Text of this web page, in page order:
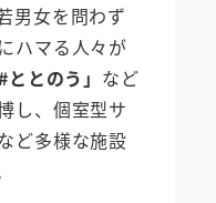
男女を問わず
にハマる人々が
#ととのう」 など
し、個室型サ
ど多様な施設